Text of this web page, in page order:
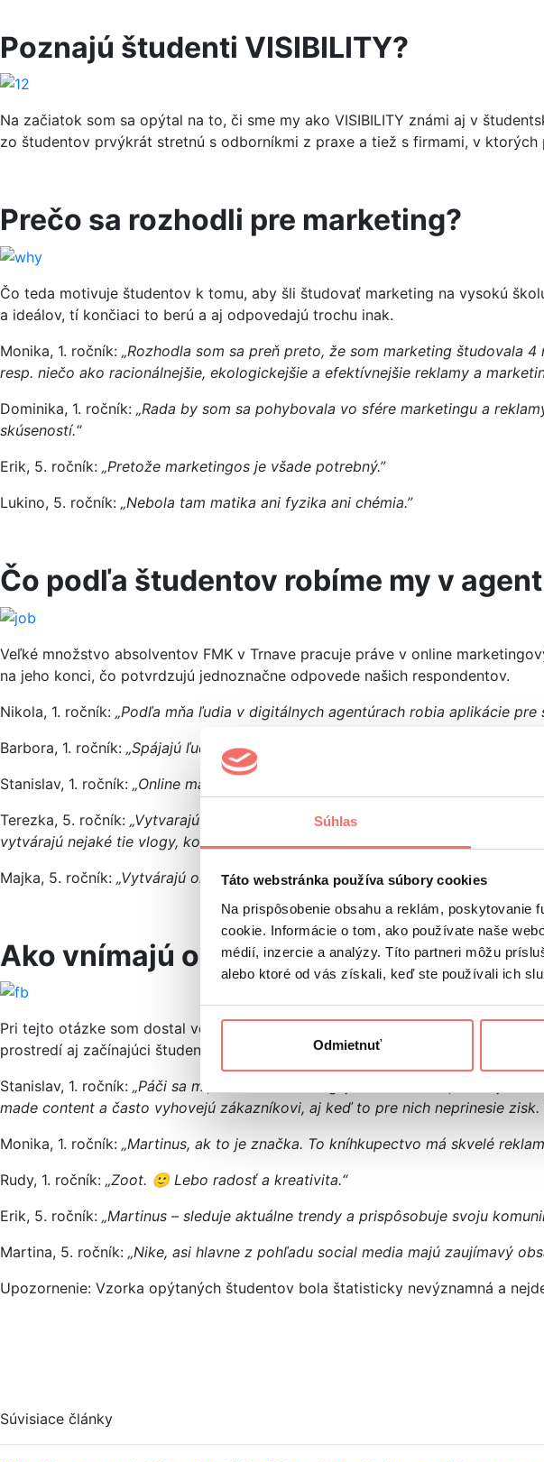
Súhlas
Táto webstránka používa súbory cookies
Na prispôsobenie obsahu a reklám,
cookie. Informácie o tom, ako používate naše
médií, inzercie a analýzy. Títo partneri môžu
alebo ktoré od vás získali, keď ste používali ich
Odmietnuť
Poznajú študenti VISIBILITY?
Na začiatok som sa opýtal na to, či sme my ako VISIBILITY známi aj v
zo študentov prvýkrát stretnú s odborníkmi z praxe a tiež s firmami, v ktorých
Prečo sa rozhodli pre marketing?
Čo teda motivuje študentov k tomu, aby šli študovať marketing na vysokú
a ideálov, tí končiaci to berú a aj odpovedajú trochu inak.
Monika, 1. ročník: „Rozhodla som sa preň preto, že som marketing študovala
resp. niečo ako racionálnejšie, ekologickejšie a efektívnejšie reklamy a
Dominika, 1. ročník: „Rada by som sa pohybovala vo sfére marketingu a
skúseností.“
Erik, 5. ročník: „Pretože marketingos je všade potrebný.”
Lukino, 5. ročník: „Nebola tam matika ani fyzika ani chémia.”
Čo podľa študentov robíme my v
Veľké množstvo absolventov FMK v Trnave pracuje práve v online
na jeho konci, čo potvrdzujú jednoznačne odpovede našich respondentov.
Nikola, 1. ročník: „Podľa mňa ľudia v digitálnych agentúrach robia aplikácie pre
Barbora, 1. ročník: „Spájajú ľudí…možno.”
Stanislav, 1. ročník: „Online marketing, dizajn, webstránky?”
Terezka, 5. ročník: „Vytvarajú digitálny obsah, snažia sa o svojom klientovi
vytvárajú nejaké tie vlogy, konferencie, školenia…”
Majka, 5. ročník: „Vytvárajú online reklamu napr. pomocou Google Adwords,
Ako vnímajú online marketing
Pri tejto otázke som dostal veľmi konkrétne odpovede na oboch stranách.
prostredí aj začínajúci študenti. Konkrétne som sa spýtal:
„Vyber si značku,
Stanislav, 1. ročník: „Páči sa mi, akou formou funguje firma Pebble, ktorá je
made content a často vyhovejú zákazníkovi, aj keď to pre nich neprinesie
Monika, 1. ročník: „Martinus, ak to je značka. To kníhkupectvo má skvelé
Rudy, 1. ročník: „Zoot. 🙂 Lebo radosť a kreativita.“
Erik, 5. ročník: „Martinus – sleduje aktuálne trendy a prispôsobuje svoju
Martina, 5. ročník: „Nike, asi hlavne z pohľadu social media majú zaujímavý
Upozornenie: Vzorka opýtaných študentov bola štatisticky nevýznamná a
Súvisiace články